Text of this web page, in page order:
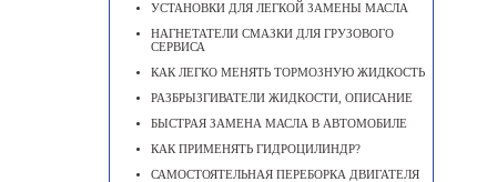
УСТАНОВКИ ДЛЯ ЛЕГКОЙ ЗАМЕНЫ МАСЛА
НАГНЕТАТЕЛИ СМАЗКИ ДЛЯ ГРУЗОВОГО
СЕРВИСА
КАК ЛЕГКО МЕНЯТЬ ТОРМОЗНУЮ ЖИДКОСТЬ
РАЗБРЫЗГИВАТЕЛИ ЖИДКОСТИ, ОПИСАНИЕ
БЫСТРАЯ ЗАМЕНА МАСЛА В АВТОМОБИЛЕ
КАК ПРИМЕНЯТЬ ГИДРОЦИЛИНДР?
САМОСТОЯТЕЛЬНАЯ ПЕРЕБОРКА ДВИГАТЕЛЯ